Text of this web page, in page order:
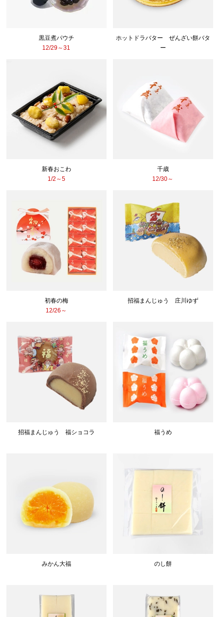
黒豆煮パウチ
12/29～31
ホットドラバター ぜんざい餅バタ
ー
新春おこわ
1/2～5
千歳
12/30～
初春の梅
12/26～
招福まんじゅう 庄川ゆず
招福まんじゅう 福ショコラ 福うめ
みかん大福 のし餅